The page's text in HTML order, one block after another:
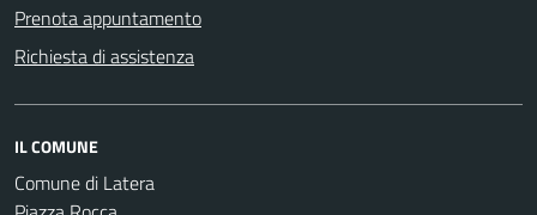
Prenota appuntamento
Richiesta di assistenza
IL COMUNE
Comune di Latera